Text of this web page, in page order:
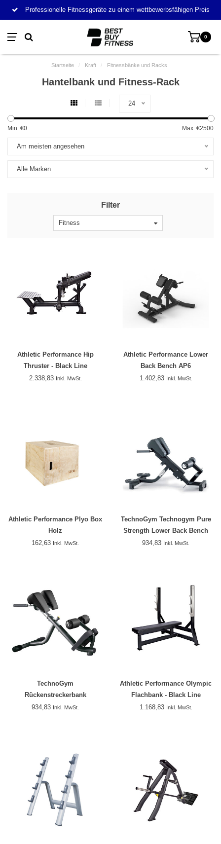
Professionelle Fitnessgeräte zu einem wettbewerbsfähigen Preis
0
Startseite / Kraft / Fitnessbänke und Racks
Hantelbank und Fitness-Rack
24
Min: €0 Max: €2500
Am meisten angesehen
Alle Marken
Filter
Fitness
Athletic Performance Hip
Thruster - Black Line
2.338,83 Inkl. MwSt.
Athletic Performance Lower
Back Bench AP6
1.402,83 Inkl. MwSt.
Athletic Performance Plyo Box
Holz
162,63 Inkl. MwSt.
TechnoGym Technogym Pure
Strength Lower Back Bench
PG05
934,83 Inkl. MwSt.
TechnoGym
Rückenstreckerbank
934,83 Inkl. MwSt.
Athletic Performance Olympic
Flachbank - Black Line
1.168,83 Inkl. MwSt.